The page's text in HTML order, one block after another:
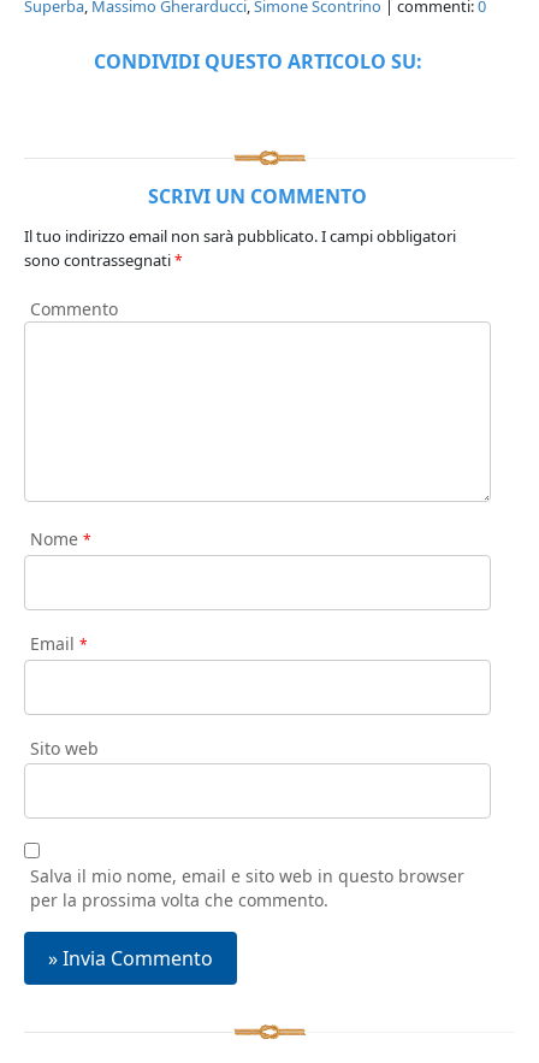
Superba, Massimo Gherarducci,Simone Scontrino | commenti:0
CONDIVIDI QUESTO ARTICOLO SU:
SCRIVI UN COMMENTO
Il tuo indirizzo email non sarà pubblicato.I campi obbligatori
sono contrassegnati*
Commento
Nome *
Email *
Sito web
Salva il mio nome, email e sito web in questo browser
per la prossima volta che commento.